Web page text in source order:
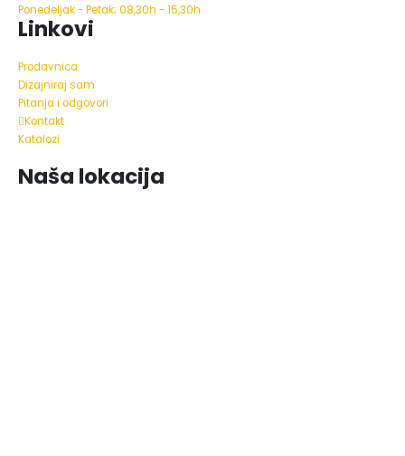
Ponedeljak - Petak; 08,30h - 15,30h
Linkovi
Prodavnica
Dizajniraj sam
Pitanja i odgovori
Kontakt
Katalozi
Naša lokacija